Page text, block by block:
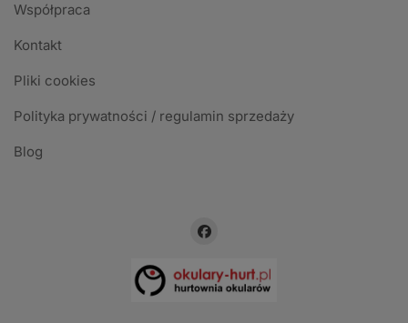
Współpraca
Kontakt
Pliki cookies
Polityka prywatności / regulamin sprzedaży
Blog